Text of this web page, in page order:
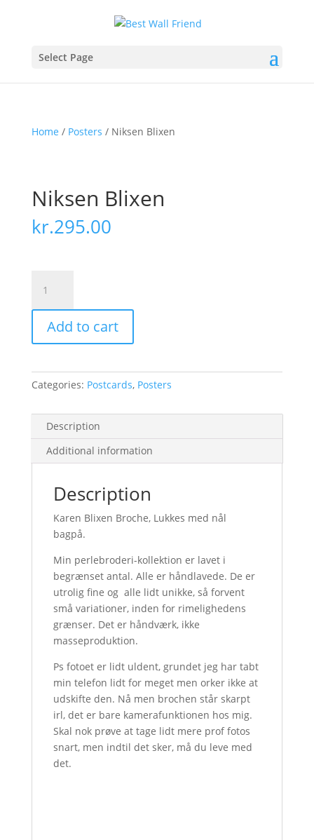
Select Page
Home / Posters / Niksen Blixen
Niksen Blixen
kr.295.00
Blixen
quantity
Add to cart
Categories: Postcards, Posters
Description
Additional information
Description
Karen Blixen Broche, Lukkes med nål
bagpå.
Min perlebroderi-kollektion er lavet i
begrænset antal. Alle er håndlavede. De er
utrolig fine og alle lidt unikke, så forvent
små variationer, inden for rimelighedens
grænser. Det er håndværk, ikke
masseproduktion.
Ps fotoet er lidt uldent, grundet jeg har tabt
min telefon lidt for meget men orker ikke at
udskifte den. Nå men brochen står skarpt
irl, det er bare kamerafunktionen hos mig.
Skal nok prøve at tage lidt mere prof fotos
snart, men indtil det sker, må du leve med
det.